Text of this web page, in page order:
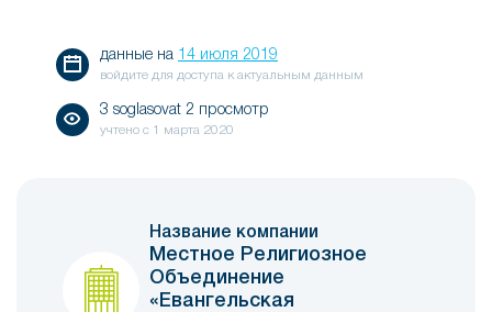
данные на 14 июля 2019
войдите для доступа к актуальным данным
3 soglasovat 2 просмотр
учтено с 1 марта 2020
Название компании
Местное Религиозное
Объединение
«Евангельская